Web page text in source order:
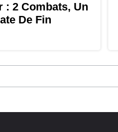
: 2 Combats, Un
De Fin